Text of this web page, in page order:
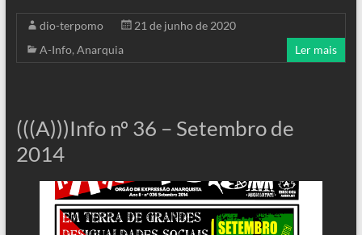
dio-terpomo
21 de junho de 2020
A-Info, Anarquia Ler mais
(((A)))Info nº 36 – Setembro de
2014